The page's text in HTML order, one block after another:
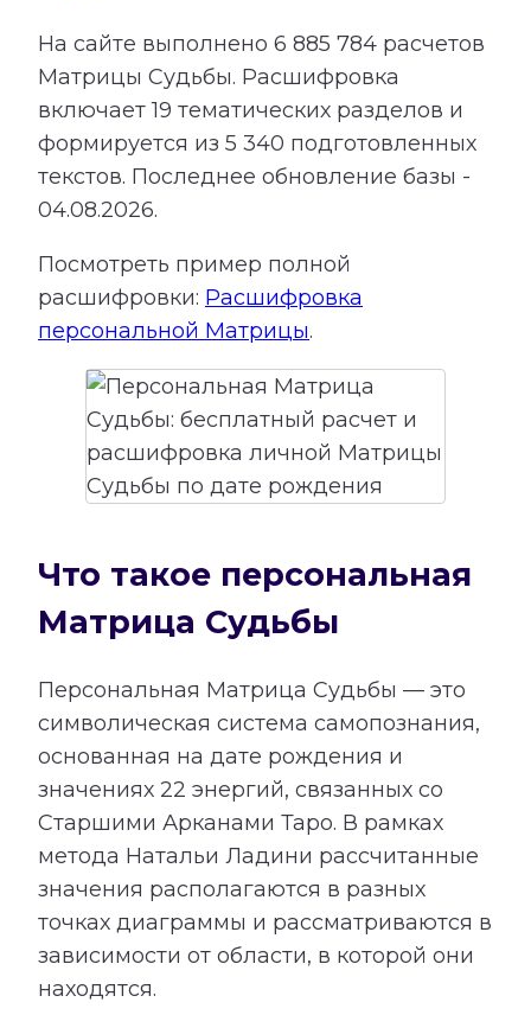
На сайте выполнено 6 885 784 расчетов
Матрицы Судьбы. Расшифровка
включает19 тематических разделов и
формируется из 5 340 подготовленных
текстов. Последнее обновление базы -
04.08.2026.
Посмотреть пример полной
расшифровки: Расшифровка
персональной Матрицы.
Что такое персональная
Матрица Судьбы
Персональная Матрица Судьбы — это
символическая система самопознания,
основанная на дате рождения и
значениях 22 энергий, связанных со
Старшими Арканами Таро. В рамках
метода Натальи Ладини рассчитанные
значения располагаются в разных
точках диаграммы и рассматриваются в
зависимости от области, в которой они
находятся.